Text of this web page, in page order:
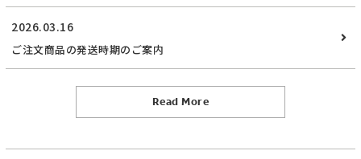
2026.03.16
ご注文商品の発送時期のご案内
Read More